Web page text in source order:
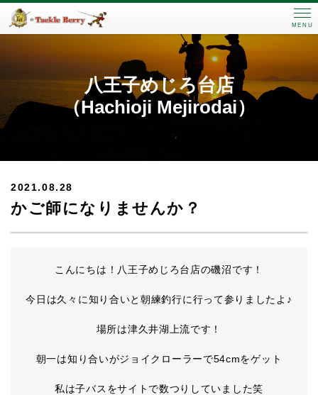
MENU
八王子めじろ台店
（Hachioji Mejirodai）
2021.08.28
かご師になりませんか？
こんにちは！八王子めじろ台店の磯沼です！
今日は久々に知り合いと朝練釣行に行って参りましたよ♪
場所は津久井湖上流です！
朝一は知り合いがジョイクローラーで54cmをゲット
私は子バスをサイトで数つりしていました笑